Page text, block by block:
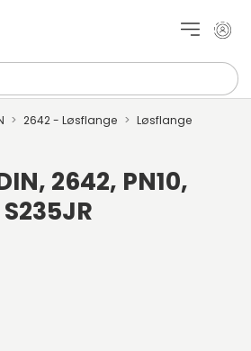
Mit
2642 - Løsflange Løsflange
2642, PN10,